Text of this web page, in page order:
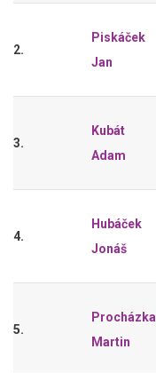
2.
Piskáček
Jan
3.
Kubát
Adam
4.
Hubáček
Jonáš
5.
Procházka
Martin